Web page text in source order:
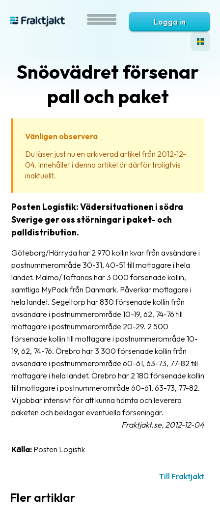
är
Fraktjakt?
Hjälp?
Vanliga
frågor
&
svar
Ordlista
Paketering
Frakthandlingar
Skrivarinställningar
Tulldeklarationer
Leveransvillkor
Upphämtningar
Streckkodsläsare
företaget
Logga in
Snöovädret försenar
pall och paket
Vänligen observera
Du läser just nu en arkiverad artikel från 2012-12-
04. Innehållet i denna artikel är därför troligtvis
inaktuellt.
Posten Logistik: Vädersituationen i södra
Sverige ger oss störningar i paket- och
palldistribution.
Göteborg/Härryda har 2 970 kollin kvar från avsändare i
postnummerområde 30-31, 40-51 till mottagare i hela
landet. Malmö/Toftanäs har 3 000 försenade kollin,
samtliga MyPack från Danmark. Påverkar mottagare i
hela landet. Segeltorp har 830 försenade kollin från
avsändare i postnummerområde 10-19, 62, 74-76 till
mottagare i postnummerområde 20-29. 2 500
försenade kollin till mottagare i postnummerområde 10-
19, 62, 74-76. Örebro har 3 300 försenade kollin från
avsändare i postnummerområde 60-61, 63-73, 77-82 till
mottagare i hela landet. Örebro har 2 180 försenade kollin
till mottagare i postnummerområde 60-61, 63-73, 77-82.
Vi jobbar intensivt för att kunna hämta och leverera
paketen och beklagar eventuella förseningar.
Fraktjakt.se, 2012-12-04
Källa: Posten Logistik
Till Fraktjakt
Fler artiklar